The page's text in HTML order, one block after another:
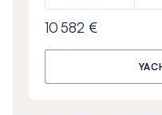
10 582 €